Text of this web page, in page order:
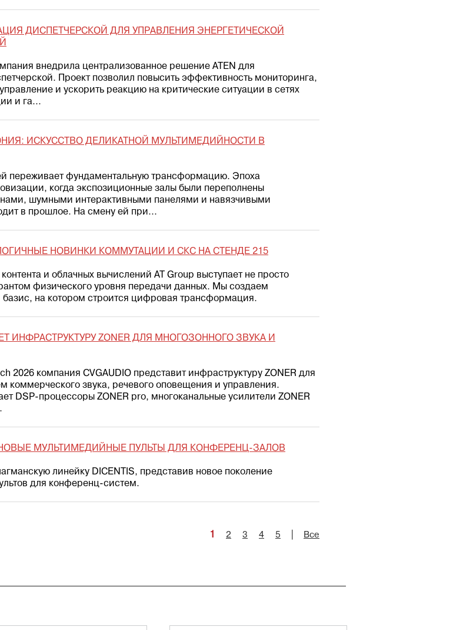
ДИСПЕТЧЕРСКОЙ ДЛЯ УПРАВЛЕНИЯ ЭНЕРГЕТИЧЕСКОЙ
внедрила централизованное решение ATEN для
Проект позволил повысить эффективность мониторинга,
и ускорить реакцию на критические ситуации в сетях
и га...
ИСКУССТВО ДЕЛИКАТНОЙ МУЛЬТИМЕДИЙНОСТИ В
переживает фундаментальную трансформацию. Эпоха
когда экспозиционные залы были переполнены
шумными интерактивными панелями и навязчивыми
в прошлое. На смену ей при...
НОВИНКИ КОММУТАЦИИ И СКС НА СТЕНДЕ 215
контента и облачных вычислений AT Group выступает не просто
физического уровня передачи данных. Мы создаем
базис, на котором строится цифровая трансформация.
ИНФРАСТРУКТУРУ ZONER ДЛЯ МНОГОЗОННОГО ЗВУКА И
2026 компания CVGAUDIO представит инфраструктуру ZONER для
коммерческого звука, речевого оповещения и управления.
DSP-процессоры ZONER pro, многоканальные усилители ZONER
НОВЫЕ МУЛЬТИМЕДИЙНЫЕ ПУЛЬТЫ ДЛЯ КОНФЕРЕНЦ-ЗАЛОВ
линейку DICENTIS, представив новое поколение
для конференц-систем.
2 3 4 5 Все